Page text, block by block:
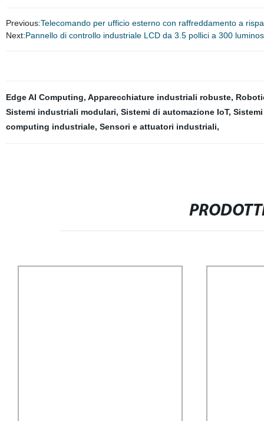
Previous:Telecomando per ufficio esterno con raffreddamento a
Next:Pannello di controllo industriale LCD da 3.5 pollici a 300
Edge AI Computing, Apparecchiature industriali robuste,
Sistemi industriali modulari, Sistemi di automazione IoT,
computing industriale, Sensori e attuatori industriali,